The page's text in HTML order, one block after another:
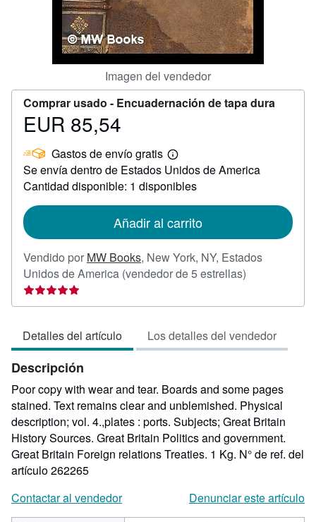
Imagen del vendedor
Comprar usado - Encuadernación de tapa dura
Precio
85,54
EUR 85,54
Gastos de envío gratis
Más
información
sobre
las
envío
Se envía dentro de Estados Unidos de America
Cantidad disponible: 1 disponibles
Añadir al carrito
Vendido por MW Books, New York, NY, Estados
Unidos de America (vendedor de 5 estrellas)
vendedor:
de
5
Detalles del artículo Los detalles del vendedor
Descripción
Poor copy with wear and tear. Boards and some pages
stained. Text remains clear and unblemished. Physical
description; vol. 4.,plates : ports. Subjects; Great Britain
History Sources. Great Britain Politics and government.
Great Britain Foreign relations Treaties. 1 Kg. N° de ref. del
artículo 262265
Contactar al vendedor
Denunciar este artículo